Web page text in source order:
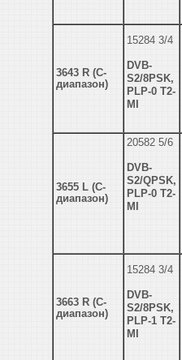
3643 R (C-
диапазон)
15284 3/4
DVB-
S2/8PSK,
PLP-0 T2-
MI
3655 L (C-
диапазон)
20582 5/6
DVB-
S2/QPSK,
PLP-0 T2-
MI
3663 R (C-
диапазон)
15284 3/4
DVB-
S2/8PSK,
PLP-1 T2-
MI